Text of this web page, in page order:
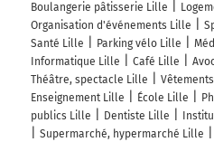
Boulangerie pâtisserie Lille
Organisation d'événements Lille
Santé Lille
Parking vélo Lille
Informatique Lille
Café Lille
Théâtre, spectacle Lille
Enseignement Lille
École Lille
publics Lille
Dentiste Lille
Supermarché, hypermarché Lille